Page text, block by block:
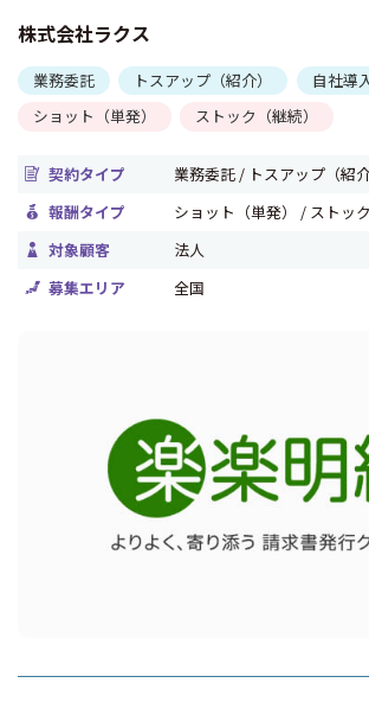
株式会社ラクス
業務委託 トスアップ（紹介）
自社導
ショット（単発）
ストック（継続）
契約タイプ
業務委託 / トスアップ（紹
報酬タイプ
ショット（単発） / ストック
対象顧客
法人
募集エリア
全国